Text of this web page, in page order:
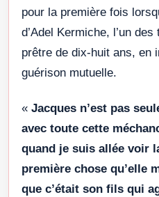
pour la première fois
d’Adel Kermiche, l’un
prêtre de dix-huit ans, en
guérison mutuelle.
« Jacques n’est pas
avec toute cette
quand je suis allée voir
première chose qu’elle
que c’était son fils qui